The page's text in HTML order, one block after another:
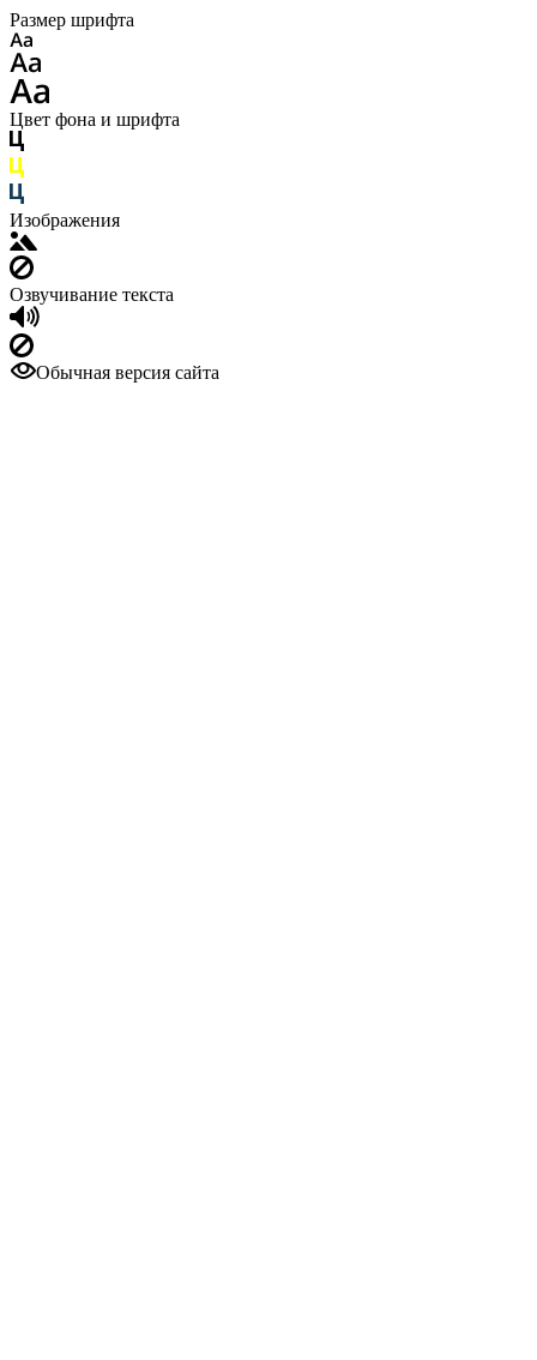
Размер шрифта
Цвет фона и шрифта
Изображения
Озвучивание текста
Обычная версия сайта